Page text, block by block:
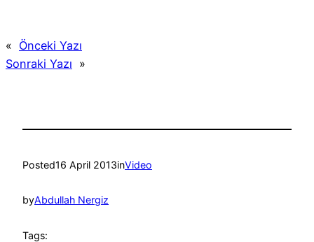
« Önceki Yazı
Sonraki Yazı »
Posted16 April 2013inVideo
byAbdullah Nergiz
Tags: